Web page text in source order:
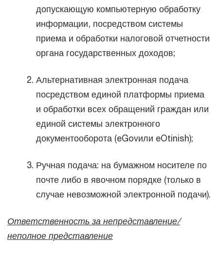
допускающую компьютерную обработку
информации, посредством системы
приема и обработки налоговой отчетности
органа государственных доходов;
Альтернативная электронная подача
посредством единой платформы приема
и обработки всех обращений граждан или
единой системы электронного
документооборота (eGovили eOtinish);
Ручная подача: на бумажном носителе по
почте либо в явочном порядке (только в
случае невозможной электронной подачи).
Ответственность за непредставление/
неполное представление